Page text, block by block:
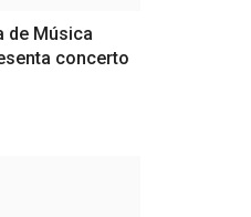
de Música
concerto